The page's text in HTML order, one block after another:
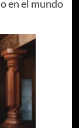
en el mundo